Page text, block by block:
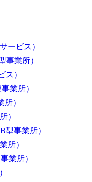
ービス）
事業所）
ス）
業所）
所）
）
型事業所）
所）
業所）